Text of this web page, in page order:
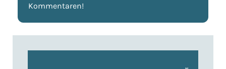
Kommentaren!